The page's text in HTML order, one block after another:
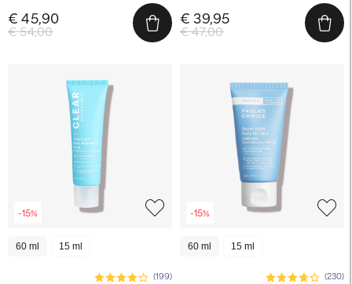
€ 54,00
€ 45,90
€ 47,00
€ 39,95
-15%
60 ml 15 ml
(199)
-15%
60 ml 15 ml
(230)